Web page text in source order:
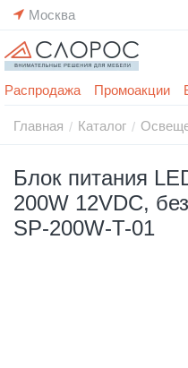
Москва
Распродажа Промоакции
Главная / Каталог /
Блок питания
200W 12VDC,
SP-200W-T-01